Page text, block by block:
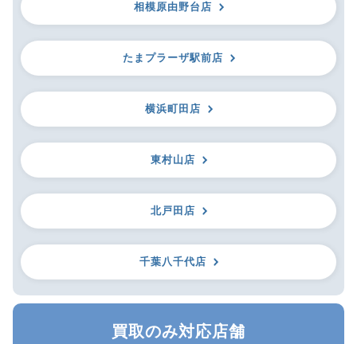
相模原由野台店
たまプラーザ駅前店
横浜町田店
東村山店
北戸田店
千葉八千代店
買取のみ対応店舗